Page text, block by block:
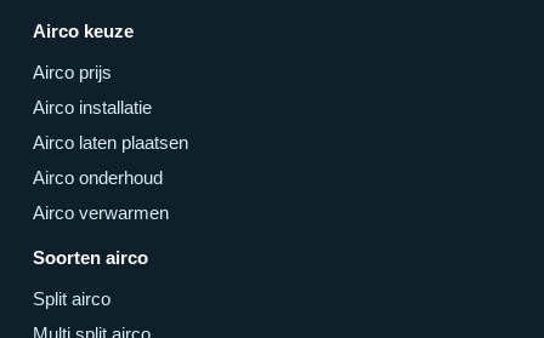
Airco keuze
Airco prijs
Airco installatie
Airco laten plaatsen
Airco onderhoud
Airco verwarmen
Soorten airco
Split airco